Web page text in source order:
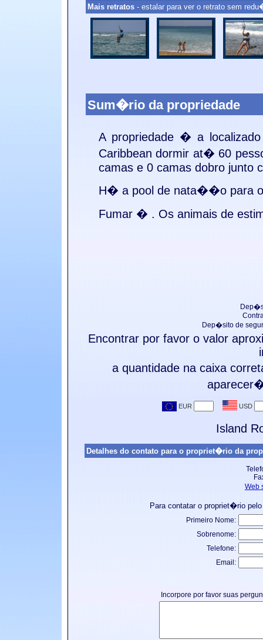
Mais retratos - estalar para ver o retrato sem
Sum�rio da propriedade
A propriedade � a
Caribbeandormir at� 60
camas e 0 camas dobro junto
H� a pool de nata��o para
Fumar � . Os animais de
Dep�sito de
Encontrar por favor o valor
a quantidade na caixa
Island
Detalhes do contato para o propriet�rio da
Web
Para contatar o propriet�rio
Primeiro Nome:
Sobrenome:
Telefone:
Email:
Incorpore por favor suas